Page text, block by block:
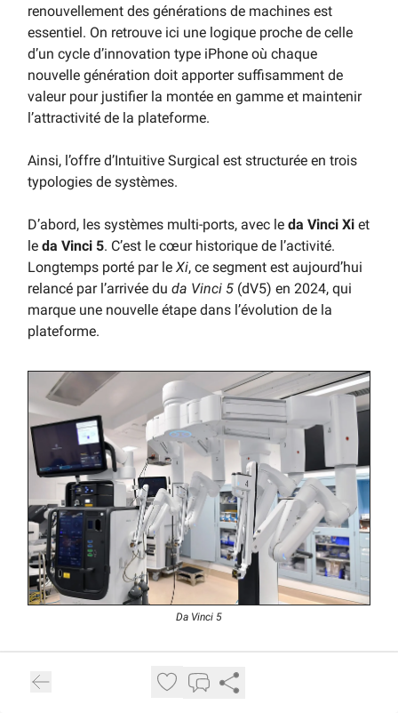
renouvellement des générations de machines est
essentiel. On retrouve ici une logique proche de celle
d’un cycle d’innovation type iPhone où chaque
nouvelle génération doit apporter suffisamment de
valeur pour justifier la montée en gamme et maintenir
l’attractivité de la plateforme.
Ainsi, l’offre d’Intuitive Surgical est structurée en trois
typologies de systèmes.
D’abord, les systèmes multi-ports, avec le da Vinci Xi et
le da Vinci 5. C’est le cœur historique de l’activité.
Longtemps porté par le Xi, ce segment est aujourd’hui
relancé par l’arrivée du da Vinci 5 (dV5) en 2024, qui
marque une nouvelle étape dans l’évolution de la
plateforme.
Da Vinci 5
s’appuie sur des programmes de reprise assez